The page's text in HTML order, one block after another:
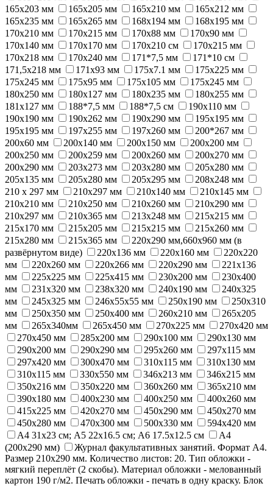
165х203 мм
165х205 мм 165х210 мм
165х212 мм
165х235 мм
165х265 мм 168х194 мм
168х195 мм
170x210 мм
170x215 мм 170х88 мм
170х90 мм
170х140 мм
170х170 мм 170х210 см
170х215 мм
170х218 мм
170х240 мм 171*7,5 мм
171*10 см
171,5x218 мм
171х93 мм 175x7.1 мм
175x225 мм
175x245 мм
175х95 мм 175х105 мм
175х245 мм
180x250 мм
180х127 мм 180х235 мм
180х255 мм
181х127 мм
188*7,5 мм 188*7,5 см
190х110 мм
190х190 мм
190х262 мм 190х290 мм
195x195 мм
195х195 мм
197х255 мм 197х260 мм
200*267 мм
200х60 мм
200х140 мм 200х150 мм
200х200 мм
200х250 мм
200х259 мм 200х260 мм
200х270 мм
200х290 мм
203х273 мм 203х280 мм
205x280 мм
205х135 мм
205х280 мм 205х295 мм
208х248 мм
210 х 297 мм
210x297 мм 210х140 мм
210х145 мм
210х210 мм
210х250 мм 210х260 мм
210х290 мм
210х297 мм
210х365 мм 213х248 мм
215x215 мм
215х170 мм
215х205 мм 215х215 мм
215х260 мм
215х280 мм
215х365 мм
220x290 мм,660x960 мм (в
развёрнутом виде)
220х136 мм 220х160 мм
220х220
мм
220х260 мм 220х266 мм 220х290 мм
221х136
мм
225х225 мм 225х415 мм 230х200 мм
230х400
мм
231х320 мм 238х320 мм 240х190 мм
240х325
мм
245х325 мм 246x55x55 мм 250x190 мм
250х310
мм
250х350 мм 250х400 мм 260х210 мм
265x205
мм
265х340мм 265х450 мм 270x225 мм
270х420 мм
270х450 мм
285х200 мм 290х100 мм
290х130 мм
290х200 мм
290х290 мм 295х260 мм
297х115 мм
297х420 мм
300х470 мм 310x115 мм
310x130 мм
310х115 мм
330х550 мм 346х213 мм
346х215 мм
350х216 мм
350х220 мм 360х260 мм
365х210 мм
390х180 мм
400х230 мм 400х250 мм
400х260 мм
415х225 мм
420х270 мм 450x290 мм
450х270 мм
450х280 мм
470х300 мм 500х330 мм
594х420 мм
A4 31x23 см; А5 22х16.5 см; А6 17.5х12.5 см
А4
(200х290 мм)
Журнал факультативных занятий. Формат А4.
Размер 210х290 мм. Количество листов: 20. Тип обложки -
мягкий переплёт (2 скобы). Материал обложки - мелованный
картон 190 г/м2. Печать обложки - печать в одну краску. Блок